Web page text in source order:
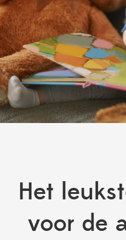
Het
voor de